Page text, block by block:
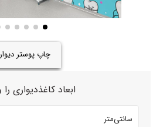
چاپ پوستر
ابعاد کاغذدیواری را
سانتی‌متر